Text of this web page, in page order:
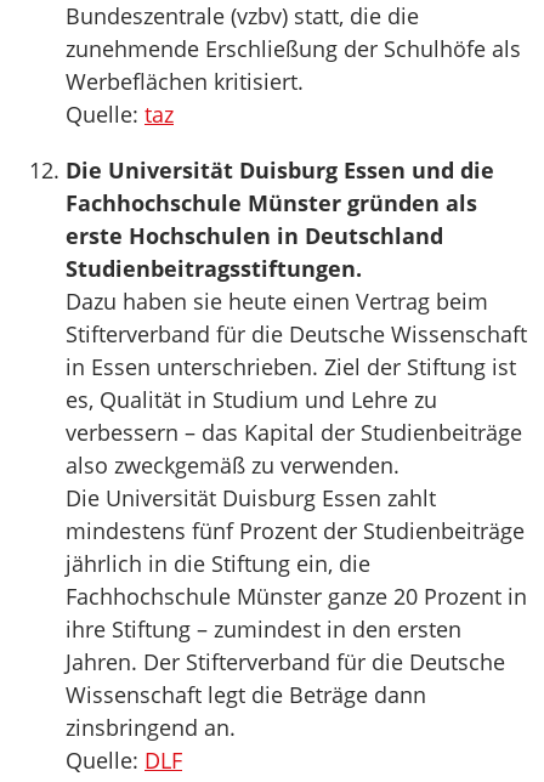
Bundeszentrale (vzbv) statt, die die
zunehmende Erschließung der Schulhöfe als
Werbeflächen kritisiert.
Quelle: taz
Die Universität Duisburg Essen und die
Fachhochschule Münster gründen als
erste Hochschulen in Deutschland
Studienbeitragsstiftungen.
Dazu haben sie heute einen Vertrag beim
Stifterverband für die Deutsche Wissenschaft
in Essen unterschrieben. Ziel der Stiftung ist
es, Qualität in Studium und Lehre zu
verbessern – das Kapital der Studienbeiträge
also zweckgemäß zu verwenden.
Die Universität Duisburg Essen zahlt
mindestens fünf Prozent der Studienbeiträge
jährlich in die Stiftung ein, die
Fachhochschule Münster ganze 20 Prozent in
ihre Stiftung – zumindest in den ersten
Jahren. Der Stifterverband für die Deutsche
Wissenschaft legt die Beträge dann
zinsbringend an.
Quelle: DLF